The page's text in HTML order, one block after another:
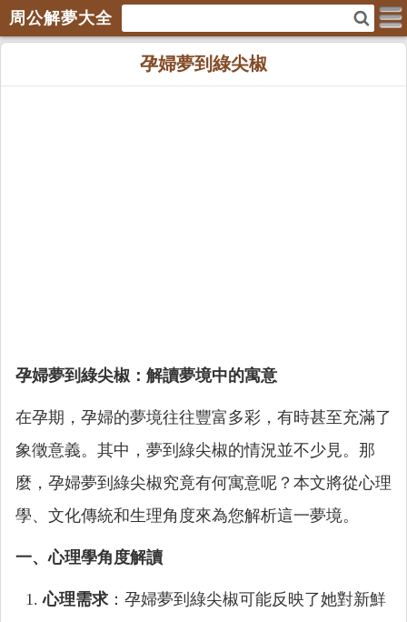
周公解夢大全
孕婦夢到綠尖椒
孕婦夢到綠尖椒：解讀夢境中的寓意
在孕期，孕婦的夢境往往豐富多彩，有時甚至充滿了
象徵意義。其中，夢到綠尖椒的情況並不少見。那
麼，孕婦夢到綠尖椒究竟有何寓意呢？本文將從心理
學、文化傳統和生理角度來為您解析這一夢境。
一、心理學角度解讀
心理需求 ：孕婦夢到綠尖椒可能反映了她對新鮮